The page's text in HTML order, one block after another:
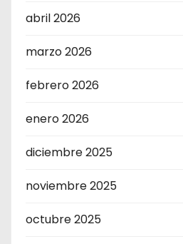
abril 2026
marzo 2026
febrero 2026
enero 2026
diciembre 2025
noviembre 2025
octubre 2025